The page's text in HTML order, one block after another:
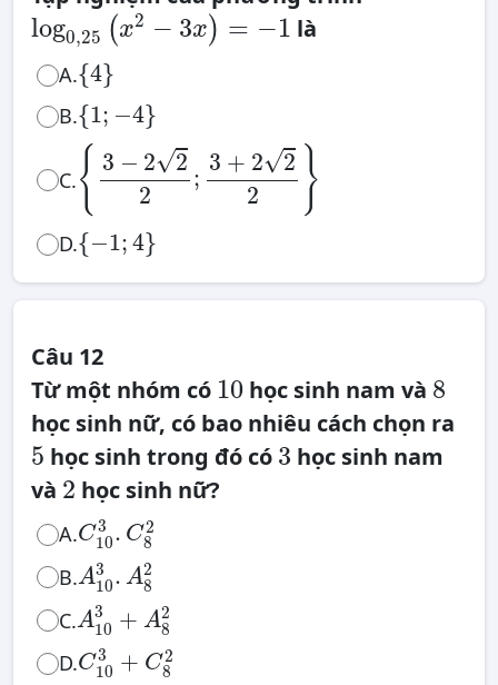
log0,25 (x2 − 3x) = −1
log 0,25
(x2−3 x)
=
− là
A.{4}
{4}
B.{1; −4}
{1 ; }
C.{ 3 − 2√2
2
;
3 + 2√2
2
}
{3 3+
D.{−1;4}
{− 1; 4 }
Câu 12
Từ một nhóm có 10
10 học sinh nam và 8
8
học sinh nữ, có bao nhiêu cách chọn ra
5
5 học sinh trong đó có 3
3 học sinh nam
và 2
2 học sinh nữ?
A.C3
10. C2
8
C10 3.C
B.A3
10. A2
8
A10 .A
C.A3
10 + A2
8
A10 3 A8
D.C3
10 + C2
8
C10 3 C8